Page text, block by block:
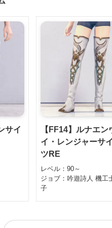
サイ
【FF14】ルナエン
イ・レンジャーサ
ツRE
レベル：90～
ジョブ：吟遊詩人 機工
子